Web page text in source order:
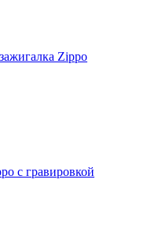
Zippo
с гравировкой